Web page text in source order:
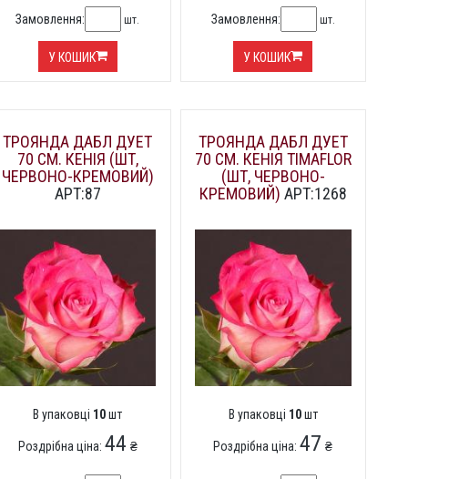
Замовлення: шт.
У КОШИК
Замовлення: шт.
У КОШИК
ТРОЯНДА ДАБЛ ДУЕТ
70 СМ. КЕНІЯ (ШТ,
ЧЕРВОНО-КРЕМОВИЙ)
АРТ:87
В упаковці 10шт
Роздрібна ціна: 44 ₴
ТРОЯНДА ДАБЛ ДУЕТ
70 СМ. КЕНІЯ TIMAFLOR
(ШТ, ЧЕРВОНО-
КРЕМОВИЙ) АРТ:1268
В упаковці 10шт
Роздрібна ціна:47 ₴